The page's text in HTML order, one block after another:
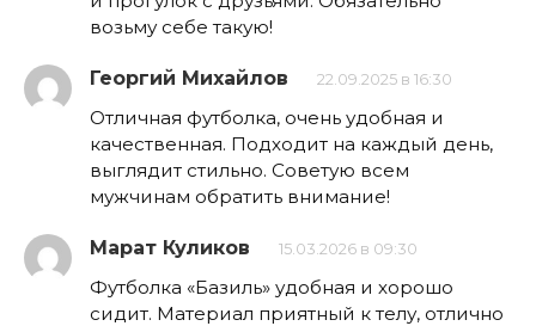
возьму себе такую!
Георгий Михайлов 22.09.2025 в 16:30
Отличная футболка, очень удобная и
качественная. Подходит на каждый день,
выглядит стильно. Советую всем
мужчинам обратить внимание!
Марат Куликов 15.03.2026 в 09:30
Футболка «Базиль» удобная и хорошо
сидит. Материал приятный к телу, отлично